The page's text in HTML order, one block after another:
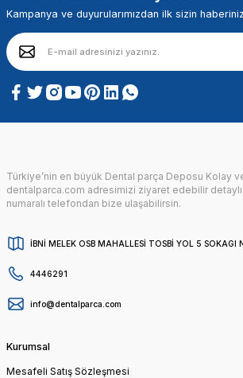
Kampanya ve duyurularımızdan ilk sizin
Türkiye’nin en büyük Dental parça Deposu Kolay
dentalparca.com adresimizi ziyaret edebilir
numaralı telefondan bize ulaşabilirsin.
İBNİ MELEK OSB MAHALLESİ TOSBİ YOL 5 SOKAGI
4446291
info@dentalparca.com
Kurumsal
Mesafeli Satış Sözleşmesi